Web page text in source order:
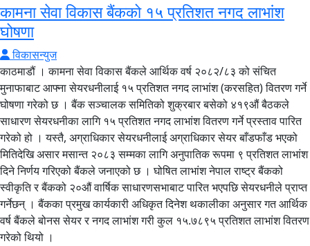
कामना सेवा विकास बैंकको १५ प्रतिशत नगद लाभांश
घोषणा
विकासन्युज
काठमाडौं । कामना सेवा विकास बैंकले आर्थिक वर्ष २०८२/८३ को संचित
मुनाफाबाट आफ्ना सेयरधनीलाई १५ प्रतिशत नगद लाभांश (करसहित) वितरण गर्ने
घोषणा गरेको छ । बैंक सञ्चालक समितिको शुक्रबार बसेको ४१९औं बैठकले
साधारण सेयरधनीका लागि १५ प्रतिशत नगद लाभांश वितरण गर्ने प्रस्ताव पारित
गरेको हो । यस्तै, अग्राधिकार सेयरधनीलाई अग्राधिकार सेयर बाँडफाँड भएको
मितिदेखि असार मसान्त २०८३ सम्मका लागि अनुपातिक रूपमा ९ प्रतिशत लाभांश
दिने निर्णय गरिएको बैंकले जनाएको छ । घोषित लाभांश नेपाल राष्ट्र बैंकको
स्वीकृति र बैंकको २०औं वार्षिक साधारणसभाबाट पारित भएपछि सेयरधनीले प्राप्त
गर्नेछन् । बैंकका प्रमुख कार्यकारी अधिकृत दिनेश थकालीका अनुसार गत आर्थिक
वर्ष बैंकले बोनस सेयर र नगद लाभांश गरी कुल १५.७८९५ प्रतिशत लाभांश वितरण
गरेको थियो ।